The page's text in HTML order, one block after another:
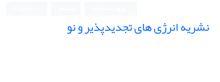
نشریه انرژی های تجدیدپذیر و نو